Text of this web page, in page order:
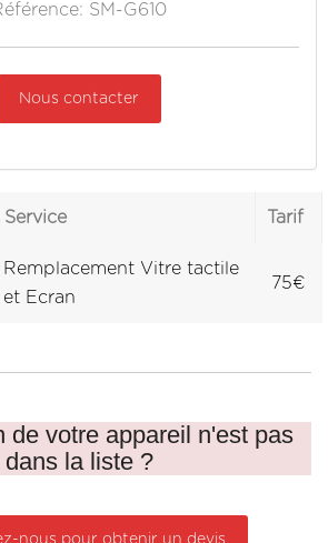
SM-G610
Nous contacter
Service Tarif
Remplacement Vitre tactile
et Ecran
75€
de votre appareil n'est pas
dans la liste ?
nous pour obtenir un devis